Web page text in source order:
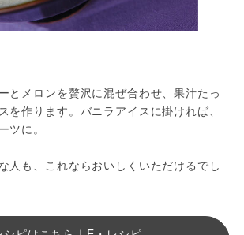
とメロンを贅沢に混ぜ合わせ、果汁たっ
を作ります。バニラアイスに掛ければ、
ツに。
人も、これならおいしくいただけるでし